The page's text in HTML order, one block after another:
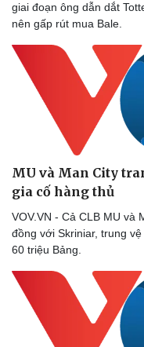
giai đoạn ông dẫn dắt
nên gấp rút mua Bale.
MU và Man City
gia cố hàng thủ
VOV.VN - Cả CLB MU và
đồng với Skriniar, trung
60 triệu Bảng.